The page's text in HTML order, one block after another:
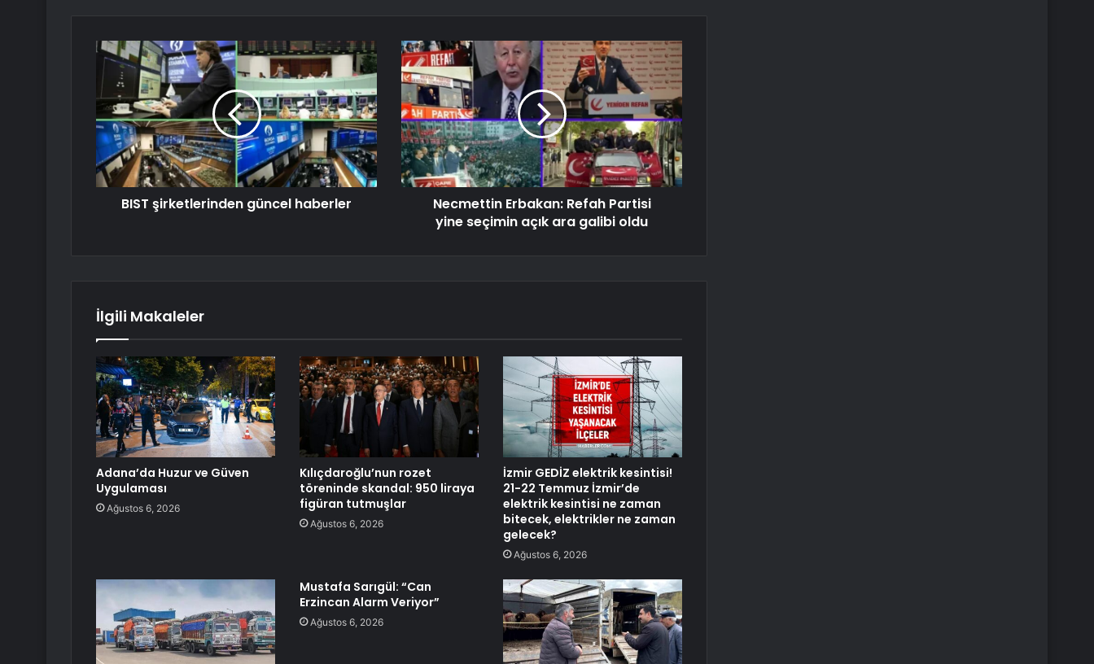
BIST şirketlerinden güncel haberler
Necmettin Erbakan: Refah Partisi
yine seçimin açık ara galibi oldu
İlgili Makaleler
Adana’da Huzur ve Güven
Uygulaması
Ağustos 6, 2026
Kılıçdaroğlu’nun rozet
töreninde skandal: 950 liraya
figüran tutmuşlar
Ağustos 6, 2026
İzmir GEDİZ elektrik kesintisi!
21-22 Temmuz İzmir’de
elektrik kesintisi ne zaman
bitecek, elektrikler ne zaman
gelecek?
Ağustos 6, 2026
Mustafa Sarıgül: “Can
Erzincan Alarm Veriyor”
Ağustos 6, 2026